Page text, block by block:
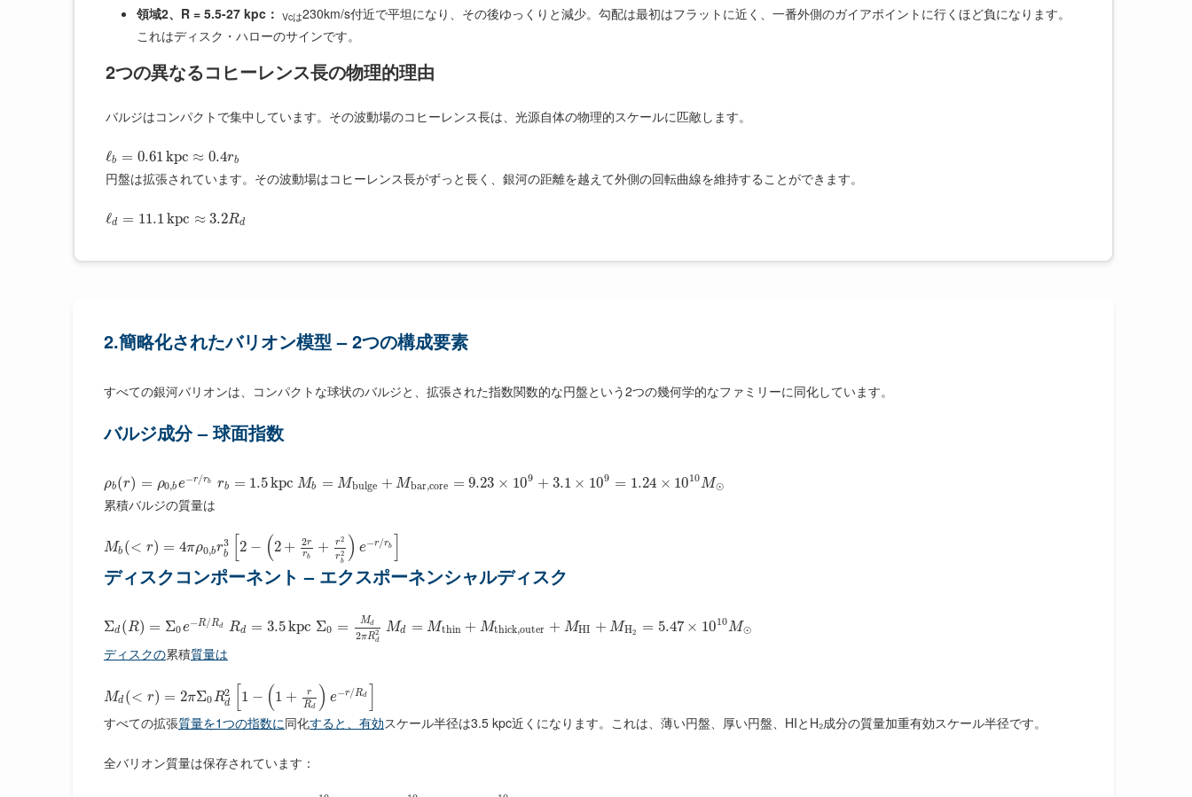
領域2、R = 5.5-27 kpc： Vcは230km/s付近で平坦になり、その後ゆっくりと減少。勾配は最初はフラットに近く、一番外側のガイアポイントに行くほど負になります。
これはディスク・ハローのサインです。
2つの異なるコヒーレンス長の物理的理由
バルジはコンパクトで集中しています。その波動場のコヒーレンス長は、光源自体の物理的スケールに匹敵します。
ℓb = 0.61kpc ≈ 0.4rb
円盤は拡張されています。その波動場はコヒーレンス長がずっと長く、銀河の距離を越えて外側の回転曲線を維持することができます。
ℓd = 11.1kpc ≈ 3.2Rd
2.簡略化されたバリオン模型 – 2つの構成要素
すべての銀河バリオンは、コンパクトな球状のバルジと、拡張された指数関数的な円盤という2つの幾何学的なファミリーに同化しています。
バルジ成分 – 球面指数
ρb(r) = ρ0,be−r/rb rb = 1.5kpc Mb = Mbulge + Mbar,core = 9.23 × 109 + 3.1 × 109 = 1.24 × 1010M⊙
累積バルジの質量は
Mb (< r) = 4πρ0,br3
b 2 − (2 + 2r
rb
+ r2
r2
b ) e−r/rb
ディスクコンポーネント – エクスポーネンシャルディスク
Σd (R) = Σ0e−R/Rd Rd = 3.5kpc Σ0 = Md
2πR2
d
Md = Mthin + Mthick,outer + MHI + MH2 = 5.47 × 1010M⊙
ディスクの累積質量は
Md (< r) = 2πΣ0R2
d 1 − (1 +
r
Rd ) e−r/Rd
すべての拡張質量を1つの指数に同化すると、有効スケール半径は3.5 kpc近くになります。これは、薄い円盤、厚い円盤、HIとH₂成分の質量加重有効スケール半径です。
全バリオン質量は保存されています：